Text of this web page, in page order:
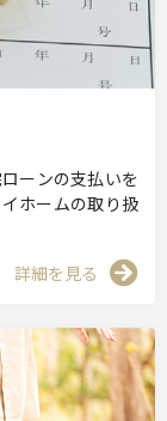
ーンの支払いを
ホームの取り扱
詳細を見る